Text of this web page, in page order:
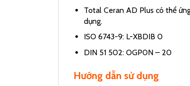
Total Ceran AD Plus có thể
dụng.
ISO 6743-9: L-XBDIB 0
DIN 51 502: OGP0N – 20
Hướng dẫn sử dụng